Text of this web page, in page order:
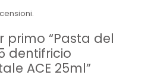
primo “Pasta del
dentifricio
ACE 25ml”